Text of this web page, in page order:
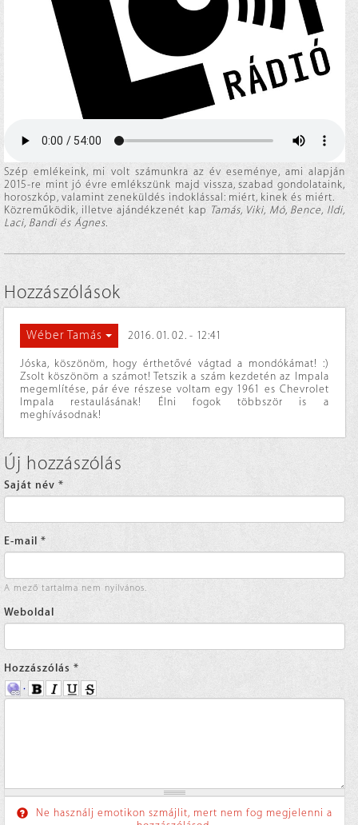
Szép emlékeink, mi volt számunkra az év eseménye, ami alapján
2015-re mint jó évre emlékszünk majd vissza, szabad gondolataink,
horoszkóp, valamint zeneküldés indoklással: miért, kinek és miért.
Közreműködik, illetve ajándékzenét kap Tamás, Viki, Mó, Bence, Ildi,
Laci, Bandi és Ágnes.
Hozzászólások
Wéber Tamás 2016. 01. 02. - 12:41
Jóska, köszönöm, hogy érthetővé vágtad a mondókámat! :)
Zsolt köszönöm a számot! Tetszik a szám kezdetén az Impala
megemlítése, pár éve részese voltam egy 1961 es Chevrolet
Impala restaulásának! Élni fogok többször is a
meghívásodnak!
Új hozzászólás
Saját név *
E-mail *
A mező tartalma nem nyilvános.
Weboldal
Hozzászólás *
Ne használj emotikon szmájlit, mert nem fog megjelenni a